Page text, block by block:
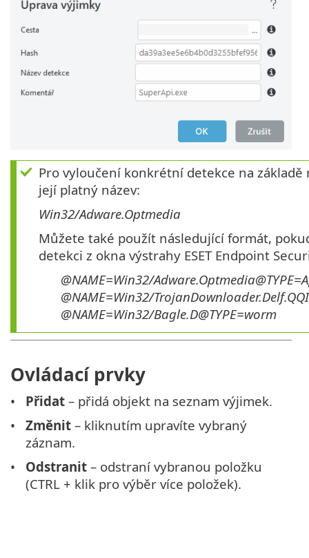
Pro vyloučení konkrétní detekce na základě
její platný název:
Win32/Adware.Optmedia
Můžete také použít následující formát,
detekci z okna výstrahy ESET Endpoint
@NAME=Win32/
@NAME=Win32/
@NAME=Win32/Bagle.D@TYPE=worm
Ovládací prvky
Přidat – přidá objekt na seznam výjimek.
Změnit – kliknutím upravíte vybraný
záznam.
Odstranit – odstraní vybranou položku
(CTRL + klik pro výběr více položek).